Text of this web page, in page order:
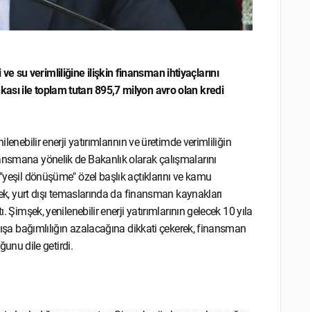
su verimliliğine ilişkin finansman ihtiyaçlarını
ile toplam tutarı 895,7 milyon avro olan kredi
enerji yatırımlarının ve üretimde verimliliğin
yönelik de Bakanlık olarak çalışmalarını
dönüşüme" özel başlık açtıklarını ve kamu
yurt dışı temaslarında da finansman kaynakları
yenilenebilir enerji yatırımlarının gelecek 10 yıla
bağımlılığın azalacağına dikkati çekerek, finansman
dile getirdi.